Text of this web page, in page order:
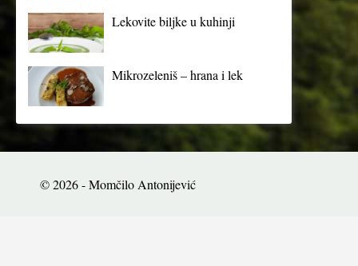
Lekovite biljke u kuhinji
Mikrozeleniš – hrana i lek
© 2026 - Momčilo Antonijević